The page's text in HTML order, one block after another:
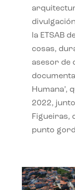
la ETSAB
cosas,
asesor de
Humana’,
2022,
Figueiras,
punto